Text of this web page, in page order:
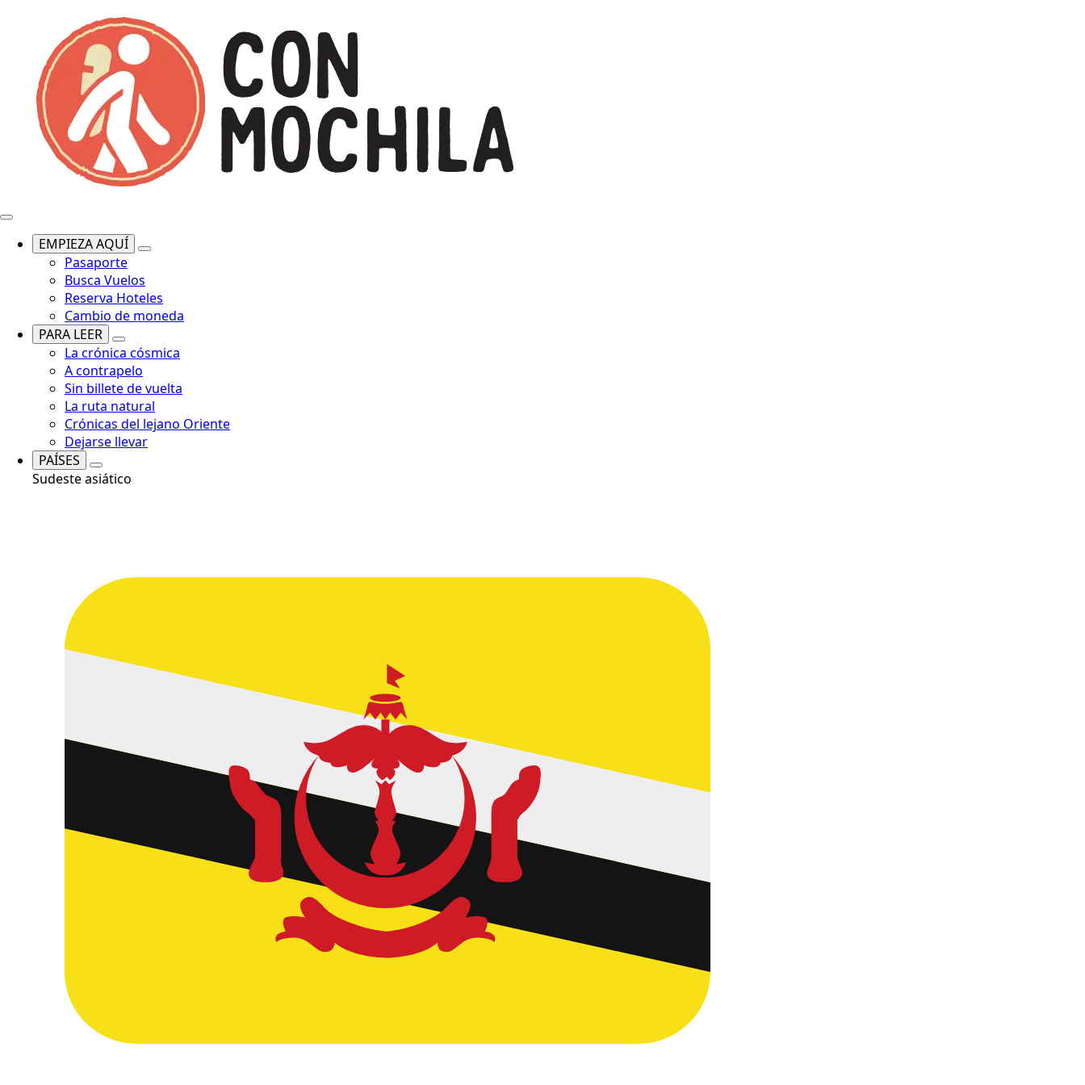
EMPIEZA AQUÍ
Pasaporte
Busca Vuelos
Reserva Hoteles
Cambio de moneda
PARA LEER
La crónica cósmica
A contrapelo
Sin billete de vuelta
La ruta natural
Crónicas del lejano Oriente
Dejarse llevar
PAÍSES
Sudeste asiático